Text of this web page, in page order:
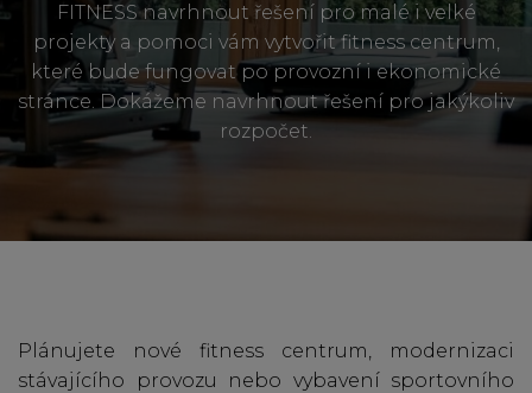
FITNESS navrhnout řešení pro malé i velké
projekty a pomoci vám vytvořit fitness centrum,
které bude fungovat po provozní i ekonomické
stránce. Dokážeme navrhnout řešení pro jakýkoliv
rozpočet.
Plánujete nové fitness centrum, modernizaci
stávajícího provozu nebo vybavení sportovního